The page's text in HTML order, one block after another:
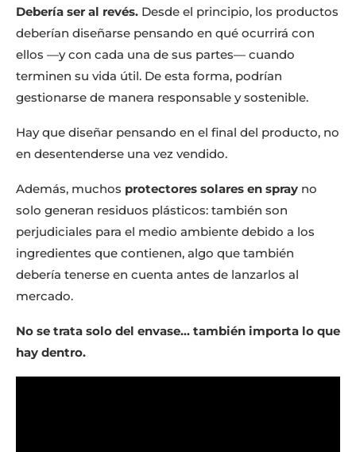
Debería ser al revés. Desde el principio, los productos
deberían diseñarse pensando en qué ocurrirá con
ellos —y con cada una de sus partes— cuando
terminen su vida útil. De esta forma, podrían
gestionarse de manera responsable y sostenible.
Hay que diseñar pensando en el final del producto, no
en desentenderse una vez vendido.
Además, muchos protectores solares en spray no
solo generan residuos plásticos: también son
perjudiciales para el medio ambiente debido a los
ingredientes que contienen, algo que también
debería tenerse en cuenta antes de lanzarlos al
mercado.
No se trata solo del envase… también importa lo que
hay dentro.